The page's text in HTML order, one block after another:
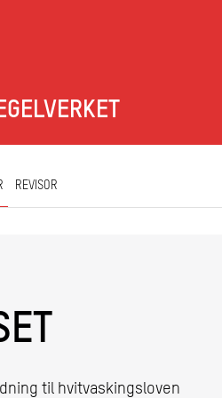
REVISOR
til hvitvaskingsloven